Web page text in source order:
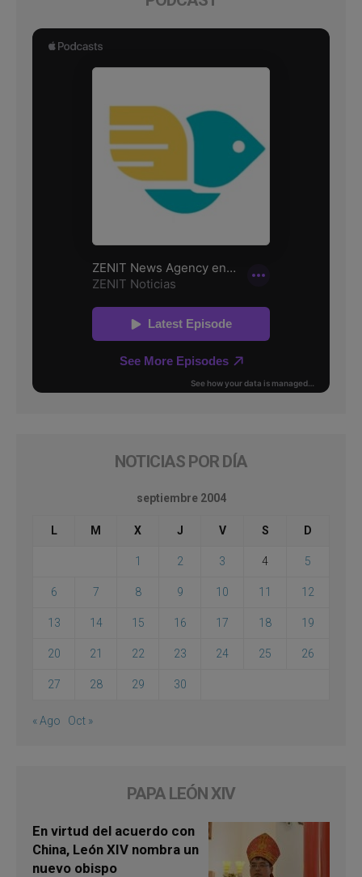
NOTICIAS POR DÍA
septiembre 2004
L M X J V S D
1 2 3 4 5
6 7 8 9 10 11 12
13 14 15 16 17 18 19
20 21 22 23 24 25 26
27 28 29 30
« Ago Oct »
PAPA LEÓN XIV
En virtud del acuerdo con
China, León XIV nombra un
nuevo obispo